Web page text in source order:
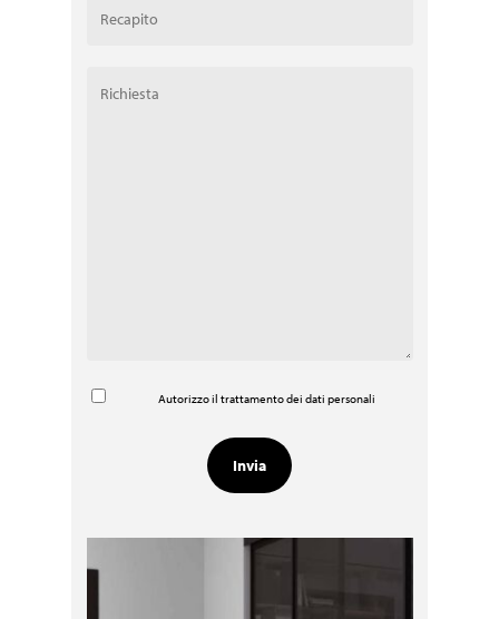
Autorizzo il trattamento dei dati personali